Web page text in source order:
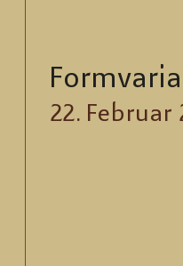
22. Fe­bru­ar